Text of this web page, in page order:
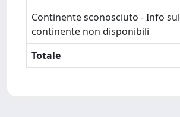
Continente sconosciuto - Info sul
continente non disponibili
Totale